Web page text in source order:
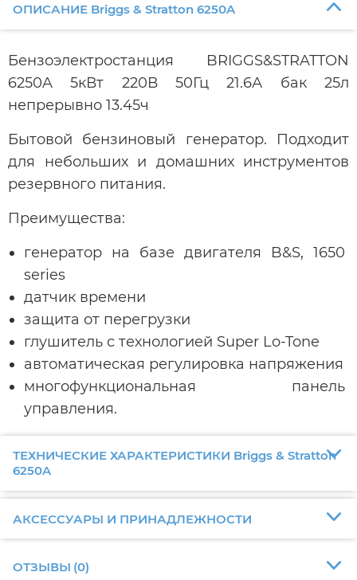
ОПИСАНИЕ Briggs & Stratton 6250A
Бензоэлектростанция BRIGGS&STRATTON
6250A 5кВт 220В 50Гц 21.6А бак 25л
непрерывно 13.45ч
Бытовой бензиновый генератор. Подходит
для небольших и домашних инструментов
резервного питания.
Преимущества:
генератор на базе двигателя B&S, 1650
series
датчик времени
защита от перегрузки
глушитель с технологией Super Lo-Tone
автоматическая регулировка напряжения
многофункциональная панель
управления.
ТЕХНИЧЕСКИЕ ХАРАКТЕРИСТИКИ Briggs & Stratton
6250A
АКСЕССУАРЫ И ПРИНАДЛЕЖНОСТИ
ОТЗЫВЫ (0)